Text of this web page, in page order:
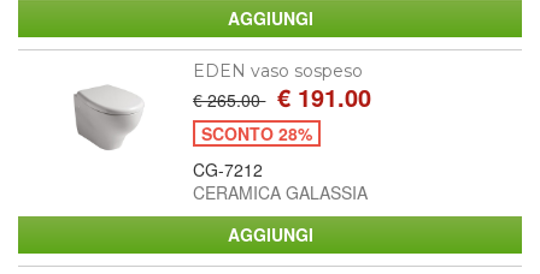
EDEN vaso sospeso
€ 265.00 € 191.00
SCONTO 28%
CG-7212
CERAMICA GALASSIA